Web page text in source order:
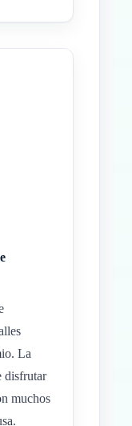
La
disfrutar
muchos